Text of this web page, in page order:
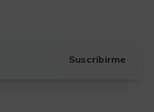
Suscribirme